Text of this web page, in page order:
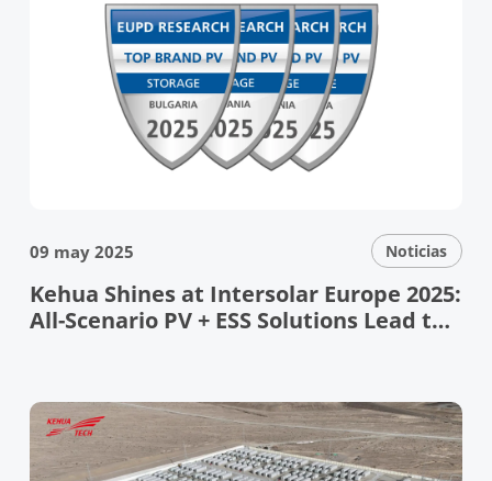
09 may 2025 Noticias
Kehua Shines at Intersolar Europe 2025:
All-Scenario PV + ESS Solutions Lead the